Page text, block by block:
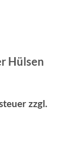
Hülsen
zzgl.